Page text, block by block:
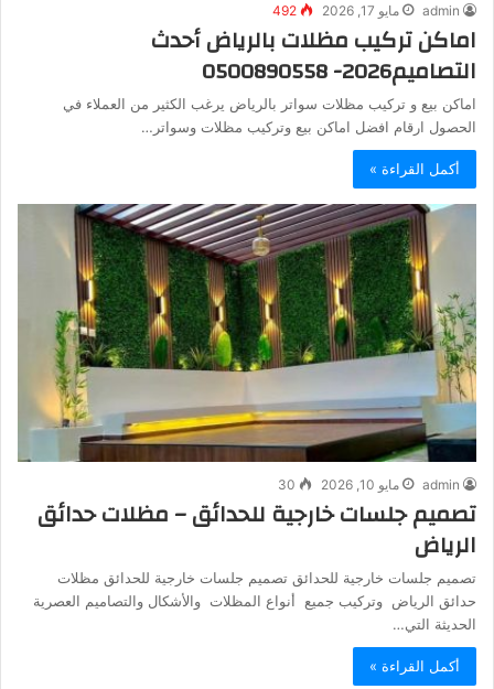
admin مايو 17, 2026 492
اماكن تركيب مظلات بالرياض أحدث
التصاميم2026- 0500890558
اماكن بيع و تركيب مظلات سواتر بالرياض يرغب الكثير من العملاء في
الحصول ارقام افضل اماكن بيع وتركيب مظلات وسواتر…
أكمل القراءة »
admin مايو 10, 2026 30
تصميم جلسات خارجية للحدائق – مظلات حدائق
الرياض
تصميم جلسات خارجية للحدائق تصميم جلسات خارجية للحدائق مظلات
حدائق الرياض وتركيب جميع أنواع المظلات والأشكال والتصاميم العصرية
الحديثة التي…
أكمل القراءة »